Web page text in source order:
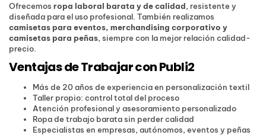
Ofrecemos ropa laboral barata y de calidad, resistente y
diseñada para el uso profesional. También realizamos
camisetas para eventos, merchandising corporativo y
camisetas para peñas, siempre con la mejor relación calidad-
precio.
Ventajas de Trabajar con Publi2
Más de 20 años de experiencia en personalización textil
Taller propio: control total del proceso
Atención profesional y asesoramiento personalizado
Ropa de trabajo barata sin perder calidad
Especialistas en empresas, autónomos, eventos y peñas